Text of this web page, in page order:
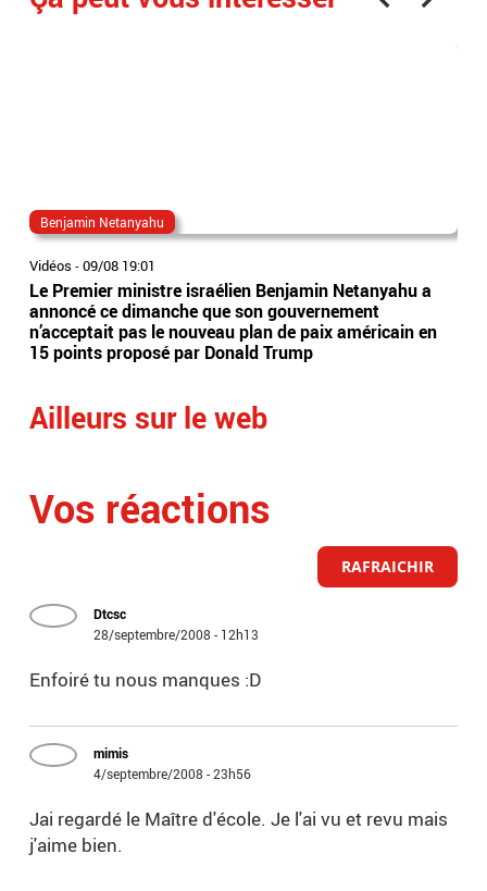
Benjamin Netanyahu
Vidéos -09/08 19:01
Le Premier ministre israélien Benjamin Netanyahu a
annoncé ce dimanche que son gouvernement
n’acceptait pas le nouveau plan de paix américain en
15 points proposé par Donald Trump
Ailleurs sur le web
Vos réactions
RAFRAICHIR
Dtcsc
28/septembre/2008 - 12h13
Enfoiré tu nous manques :D
mimis
4/septembre/2008 - 23h56
Jai regardé le Maître d'école. Je l'ai vu et revu mais
j'aime bien.